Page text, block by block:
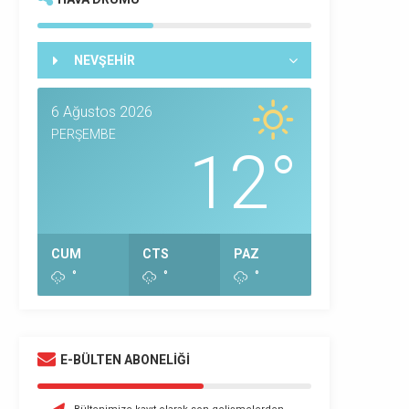
NEVŞEHİR
6 Ağustos 2026
PERŞEMBE
12°
CUM
°
CTS
°
PAZ
°
E-BÜLTEN ABONELİĞİ